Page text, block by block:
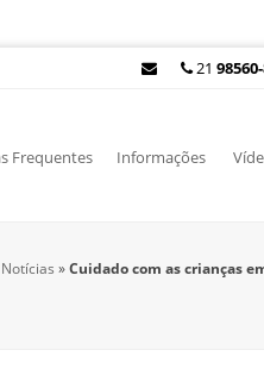
21
Frequentes Informações
Notícias »Cuidado com as crianças